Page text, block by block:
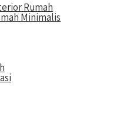
Rumah
Minimalis